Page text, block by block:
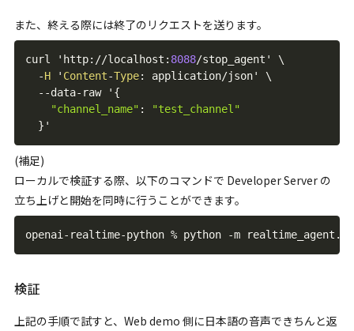
また、終える際には終了のリクエストを送ります。
curl 'http: //localhost : 8088/
-H ' Content-Type: application/json' \
--data- raw ' {
"channel_name" :
"test_channel"
}
(補足)
ローカルで検証する際、以下のコマンドで Developer Server の
立ち上げと開始を同時に行うことができます。
openai - realtime-python % python -m realtime_agent .
検証
上記の手順で試すと、Web demo 側に日本語の音声できちんと返